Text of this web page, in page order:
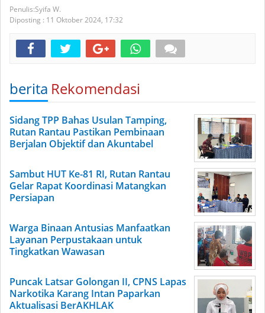
Syifa W.
Diposting : 11 Oktober 2024, 17:32
berita Rekomendasi
Sidang TPP Bahas Usulan Tamping,
Rutan Rantau Pastikan Pembinaan
Berjalan Objektif dan Akuntabel
Sambut HUT Ke-81 RI, Rutan Rantau
Gelar Rapat Koordinasi Matangkan
Persiapan
Warga Binaan Antusias Manfaatkan
Layanan Perpustakaan untuk
Tingkatkan Wawasan
Puncak Latsar Golongan II, CPNS Lapas
Narkotika Karang Intan Paparkan
Aktualisasi BerAKHLAK